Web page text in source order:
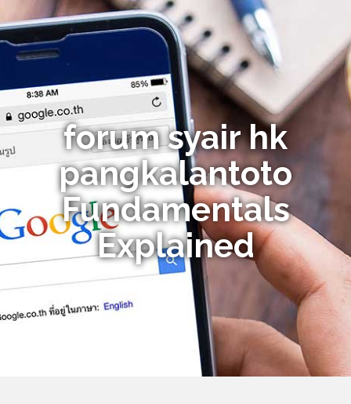
forum syair hk
pangkalantoto
Fundamentals
Explained